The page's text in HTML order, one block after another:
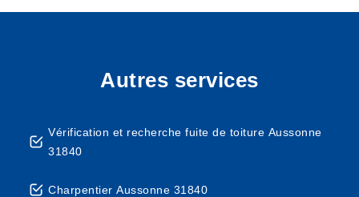
Autres services
Vérification et recherche fuite de toiture Aussonne
31840
Charpentier Aussonne 31840